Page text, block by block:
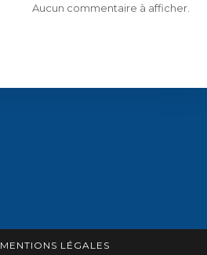
Aucun commentaire à afficher.
MENTIONS LÉGALES